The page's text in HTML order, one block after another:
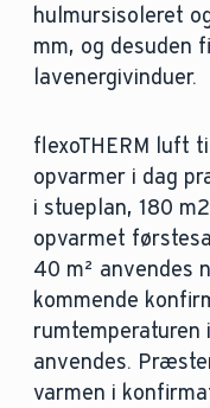
hulmursisoleret
mm, og desuden
lavenergivinduer.
flexoTHERM luft
opvarmer i dag
i stueplan, 180
opvarmet
40 m² anvendes
kommende
anvendes.
varmen i